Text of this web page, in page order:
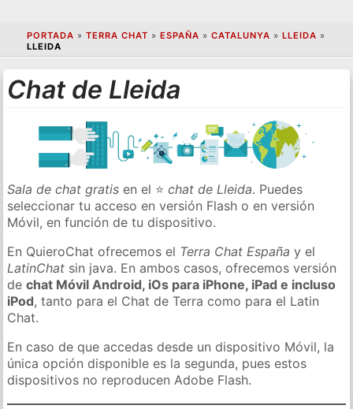
PORTADA » TERRA CHAT » ESPAÑA » CATALUNYA » LLEIDA »
LLEIDA
Chat de Lleida
Sala de chat gratis en el ⭐chat de Lleida. Puedes
seleccionar tu acceso en versión Flash o en versión
Móvil, en función de tu dispositivo.
En QuieroChat ofrecemos el Terra Chat España y el
LatinChat sin java. En ambos casos, ofrecemos versión
dechat Móvil Android, iOs para iPhone, iPad e incluso
iPod, tanto para el Chat de Terra como para el Latin
Chat.
En caso de que accedas desde un dispositivo Móvil, la
única opción disponible es la segunda, pues estos
dispositivos no reproducen Adobe Flash.